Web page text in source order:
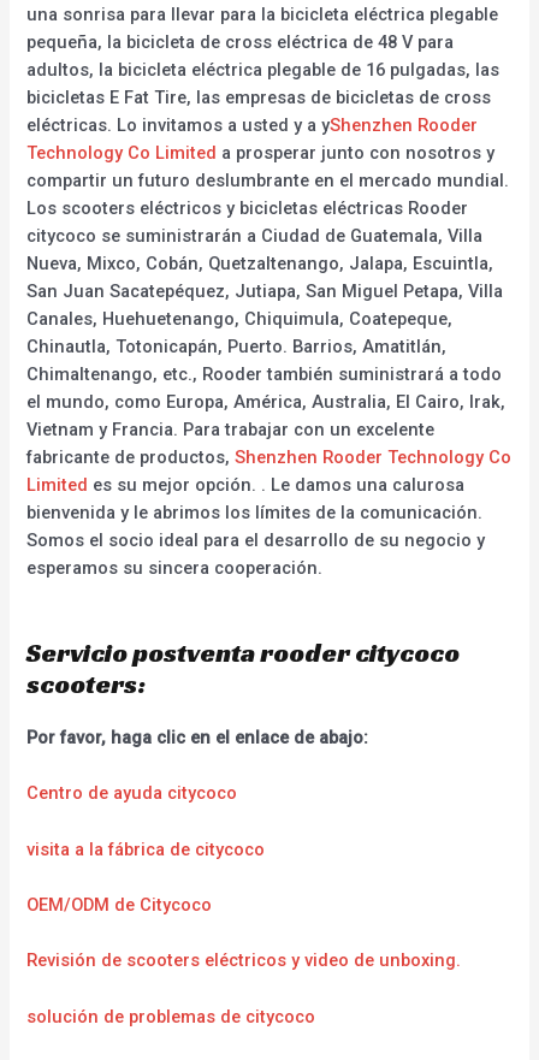
una sonrisa para llevar para la bicicleta eléctrica plegable
pequeña, la bicicleta de cross eléctrica de 48 V para
adultos, la bicicleta eléctrica plegable de 16 pulgadas, las
bicicletas E Fat Tire, las empresas de bicicletas de cross
eléctricas. Lo invitamos a usted y a yShenzhen Rooder
Technology Co Limited a prosperar junto con nosotros y
compartir un futuro deslumbrante en el mercado mundial.
Los scooters eléctricos y bicicletas eléctricas Rooder
citycoco se suministrarán a Ciudad de Guatemala, Villa
Nueva, Mixco, Cobán, Quetzaltenango, Jalapa, Escuintla,
San Juan Sacatepéquez, Jutiapa, San Miguel Petapa, Villa
Canales, Huehuetenango, Chiquimula, Coatepeque,
Chinautla, Totonicapán, Puerto. Barrios, Amatitlán,
Chimaltenango, etc., Rooder también suministrará a todo
el mundo, como Europa, América, Australia, El Cairo, Irak,
Vietnam y Francia. Para trabajar con un excelente
fabricante de productos,Shenzhen Rooder Technology Co
Limited es su mejor opción. . Le damos una calurosa
bienvenida y le abrimos los límites de la comunicación.
Somos el socio ideal para el desarrollo de su negocio y
esperamos su sincera cooperación.
Servicio postventa rooder citycoco
scooters:
Por favor, haga clic en el enlace de abajo:
Centro de ayuda citycoco
visita a la fábrica de citycoco
OEM/ODM de Citycoco
Revisión de scooters eléctricos y video de unboxing.
solución de problemas de citycoco